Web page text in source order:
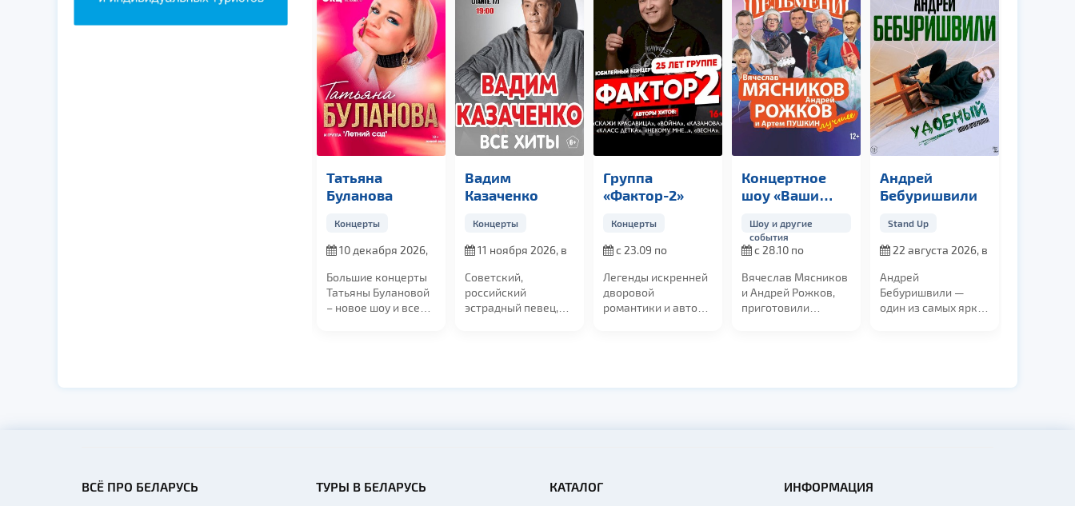
Татьяна
Буланова
Концерты
10 декабря 2026,
Большие концерты
Татьяны Булановой
– новое шоу и все
Вадим
Казаченко
Концерты
11 ноября 2026, в
Советский,
российский
эстрадный певец,
Группа
«Фактор-2»
Концерты
с 23.09 по
Легенды искренней
дворовой
романтики и авторы
Концертное
шоу «Ваши
Шоу и другие
события
с 28.10 по
Вячеслав Мясников
и Андрей Рожков,
приготовили
Андрей
Бебуришвили
Stand Up
22 августа 2026, в
Андрей
Бебуришвили —
один из самых ярких
ВСЁ ПРО БЕЛАРУСЬ ТУРЫ В БЕЛАРУСЬ КАТАЛОГ ИНФОРМАЦИЯ